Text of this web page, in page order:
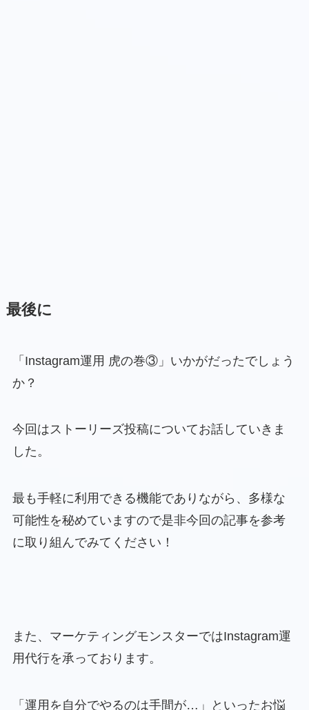
最後に
「Instagram運用 虎の巻③」いかがだったでしょう
か？
今回はストーリーズ投稿についてお話していきま
した。
最も手軽に利用できる機能でありながら、多様な
可能性を秘めていますので是非今回の記事を参考
に取り組んでみてください！
また、マーケティングモンスターではInstagram運
用代行を承っております。
「運用を自分でやるのは手間が…」といったお悩